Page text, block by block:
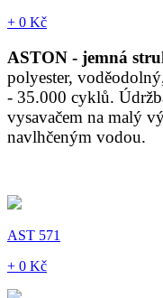
+ 0 Kč
ASTON - jemná
polyester,
- 35.000 cyklů.
vysavačem na malý
navlhčeným vodou.
AST 571
+ 0 Kč